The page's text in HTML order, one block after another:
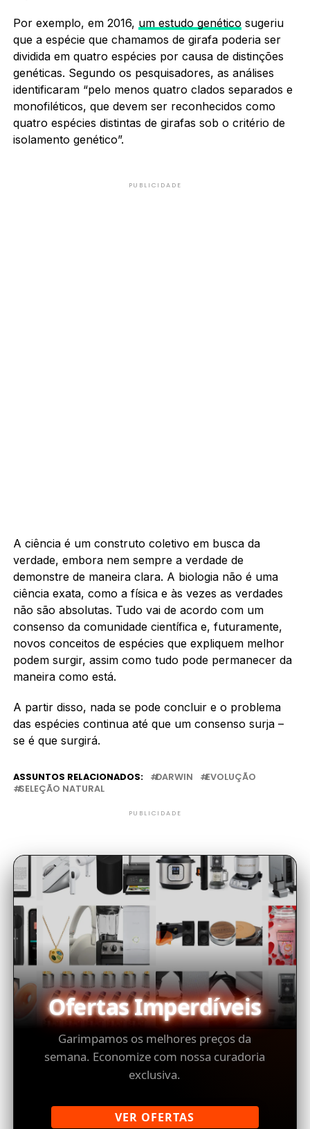
Por exemplo, em 2016, um estudo genético sugeriu
que a espécie que chamamos de girafa poderia ser
dividida em quatro espécies por causa de distinções
genéticas. Segundo os pesquisadores, as análises
identificaram “pelo menos quatro clados separados e
monofiléticos, que devem ser reconhecidos como
quatro espécies distintas de girafas sob o critério de
isolamento genético”.
PUBLICIDADE
A ciência é um construto coletivo em busca da
verdade, embora nem sempre a verdade de
demonstre de maneira clara. A biologia não é uma
ciência exata, como a física e às vezes as verdades
não são absolutas. Tudo vai de acordo com um
consenso da comunidade científica e, futuramente,
novos conceitos de espécies que expliquem melhor
podem surgir, assim como tudo pode permanecer da
maneira como está.
A partir disso, nada se pode concluir e o problema
das espécies continua até que um consenso surja –
se é que surgirá.
ASSUNTOS RELACIONADOS: DARWIN
EVOLUÇÃO
SELEÇÃO NATURAL
PUBLICIDADE
Ofertas Imperdíveis
Garimpamos os melhores preços da
semana. Economize com nossa curadoria
exclusiva.
VER OFERTAS